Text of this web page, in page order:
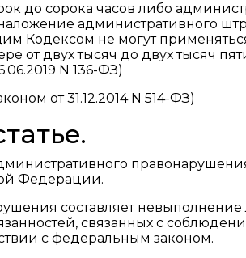
до сорока часов либо
административного
Кодексом не могут
от двух тысяч до двух тысяч
N 136-ФЗ)
от 31.12.2014 N 514-ФЗ)
Федерации.
составляет
связанных с
с федеральным законом.